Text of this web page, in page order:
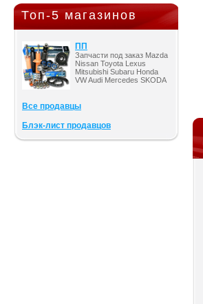
Топ-5 магазинов
ПП
Запчасти под заказ Mazda
Nissan Toyota Lexus
Mitsubishi Subaru Honda
VW Audi Mercedes SKODA
Все продавцы
Блэк-лист продавцов